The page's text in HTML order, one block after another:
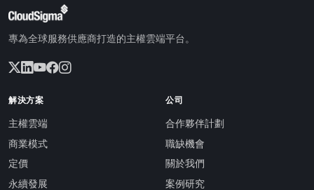
專為全球服務供應商打造的主權雲端平台。
解決方案
主權雲端
商業模式
定價
永續發展
公司
合作夥伴計劃
職缺機會
關於我們
案例研究